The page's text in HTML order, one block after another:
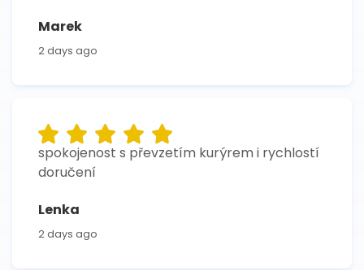
Marek
2 days ago
spokojenost s převzetím kurýrem i rychlostí
doručení
Lenka
2 days ago